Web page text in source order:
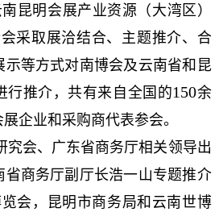
南昆明会展产业资源（大湾区）
采取展洽结合、主题推介、合
示等方式对南博会及云南省和昆
行推介，共有来自全国的150余
企业和采购商代表参会。
究会、广东省商务厅相关领导出
省商务厅副厅长浩一山专题推介
会，昆明市商务局和云南世博